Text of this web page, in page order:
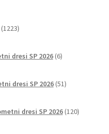
izberete
strani
1223izdelkov
dresi SP 2026 6izdelkov
dresi SP 2026 51izdelkov
dresi SP 2026 120izdelkov